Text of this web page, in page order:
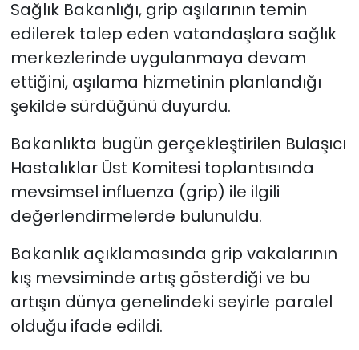
Sağlık Bakanlığı, grip aşılarının temin
edilerek talep eden vatandaşlara sağlık
merkezlerinde uygulanmaya devam
ettiğini, aşılama hizmetinin planlandığı
şekilde sürdüğünü duyurdu.
Bakanlıkta bugün gerçekleştirilen Bulaşıcı
Hastalıklar Üst Komitesi toplantısında
mevsimsel influenza (grip) ile ilgili
değerlendirmelerde bulunuldu.
Bakanlık açıklamasında grip vakalarının
kış mevsiminde artış gösterdiği ve bu
artışın dünya genelindeki seyirle paralel
olduğu ifade edildi.
SAĞLIK
Spor
TÜRKiYE
Video Galeri
YAŞAM
Yazarlar